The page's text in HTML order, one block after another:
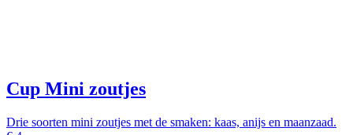
Cup Mini zoutjes
Drie soorten mini zoutjes met de smaken: kaas, anijs en maanzaad.